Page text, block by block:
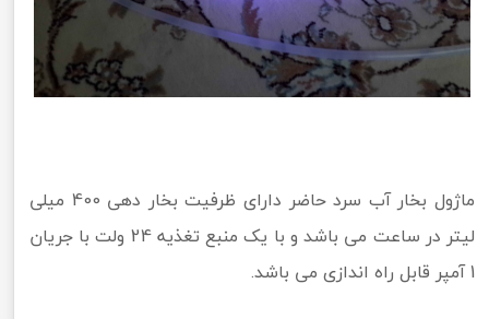
ماژول بخار آب سرد حاضر دارای ظرفیت بخار دهی 400 میلی
لیتر در ساعت می باشد و با یک منبع تغذیه 24 ولت با جریان
1 آمپر قابل راه اندازی می باشد.